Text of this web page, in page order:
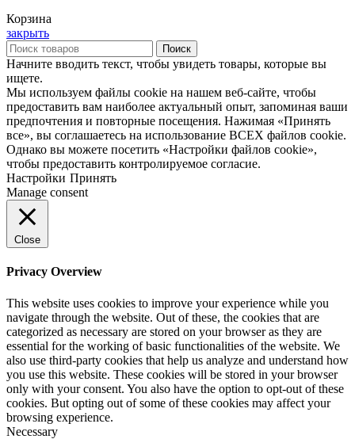
Корзина
закрыть
Поиск
Начните вводить текст, чтобы увидеть товары, которые вы
ищете.
Мы используем файлы cookie на нашем веб-сайте, чтобы
предоставить вам наиболее актуальный опыт, запоминая ваши
предпочтения и повторные посещения. Нажимая «Принять
все», вы соглашаетесь на использование ВСЕХ файлов cookie.
Однако вы можете посетить «Настройки файлов cookie»,
чтобы предоставить контролируемое согласие.
Настройки Принять
Manage consent
Close
Privacy Overview
This website uses cookies to improve your experience while you
navigate through the website. Out of these, the cookies that are
categorized as necessary are stored on your browser as they are
essential for the working of basic functionalities of the website. We
also use third-party cookies that help us analyze and understand how
you use this website. These cookies will be stored in your browser
only with your consent. You also have the option to opt-out of these
cookies. But opting out of some of these cookies may affect your
browsing experience.
Necessary